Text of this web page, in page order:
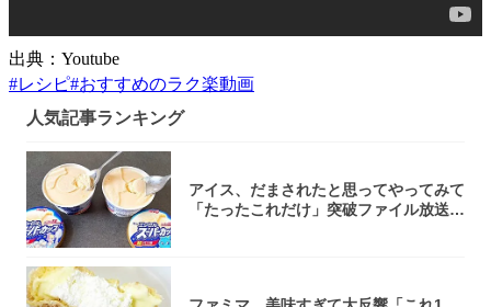
出典：Youtube
#レシピ#おすすめのラク楽動画
人気記事ランキング
アイス、だまされたと思ってやってみて
「たったこれだけ」突破ファイル放送で